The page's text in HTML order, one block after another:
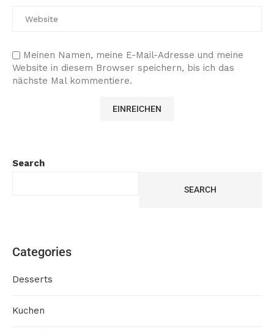
Meinen Namen, meine E-Mail-Adresse und meine
Website in diesem Browser speichern, bis ich das
nächste Mal kommentiere.
Search
SEARCH
Categories
Desserts
Kuchen